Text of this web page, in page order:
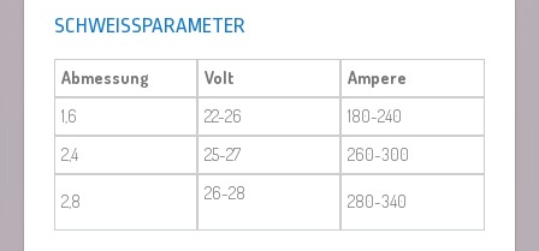
SCHWEISSPARAMETER
Abmessung Volt
Ampere
1,6
22-26
180-240
2,4
25-27 260-300
2,8 26-28 280-340